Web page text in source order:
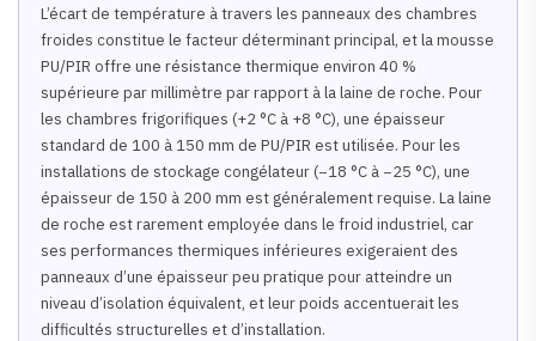
L’écart de température à travers les panneaux des chambres
froides constitue le facteur déterminant principal, et la mousse
PU/PIR offre une résistance thermique environ 40 %
supérieure par millimètre par rapport à la laine de roche. Pour
les chambres frigorifiques (+2 °C à +8 °C), une épaisseur
standard de 100 à 150 mm de PU/PIR est utilisée. Pour les
installations de stockage congélateur (−18 °C à −25 °C), une
épaisseur de 150 à 200 mm est généralement requise. La laine
de roche est rarement employée dans le froid industriel, car
ses performances thermiques inférieures exigeraient des
panneaux d’une épaisseur peu pratique pour atteindre un
niveau d’isolation équivalent, et leur poids accentuerait les
difficultés structurelles et d’installation.